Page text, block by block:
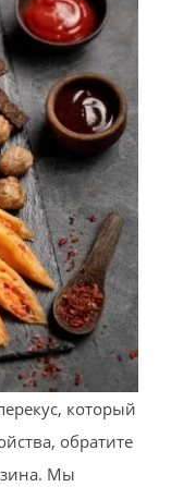
который
обратите
Мы